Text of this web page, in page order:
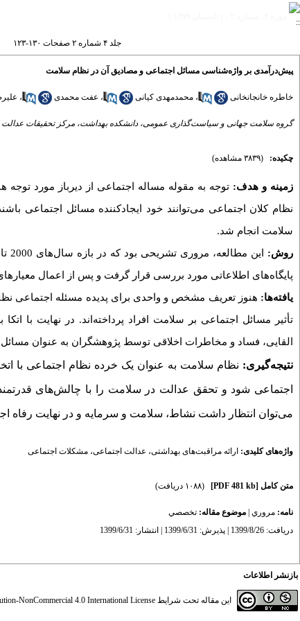
جلد ۴ شماره ۲ صفحات ۱۳۰-۱۲۳
پیش‌درآمدی بر واژه‌شناسی مسائل اجتماعی و مصادیق آن در نظام سلامت
خاطره خانجانخانی ، محمدمهدی کیانی ، عفت محمدی ،
گروه سلامت جهانی و سیاست‌گذاری عمومی، دانشکده بهداشت، مرکز تحقیقات عدالت
چکیده: (۳۸۳۹ مشاهده)
زمینه و هدف: توجه به مقوله مساله اجتماعی از دیرباز مورد
نظام کلان اجتماعی میتوانند خود ایجادکننده مسائل اجتماعی
سلامت انجام شد.
روش:
این مطالعه، مروری تشریحی بود که در بازه سال
پایگاههای اطلاعاتی مورد بررسی قرار گرفت و پس از اعمال معیارهای ورود و خروج
یافته‌ها: هنوز تعریف مشخص و واحدی برای پدیده مسئله اجتماعی
تأثیر مسائل اجتماعی بر سلامت افراد پرداخته اند. در نهایت با
القایی، فساد و مخاطرات اخلاقی توسط پژوهشگران به عنوان
نتیجه‌گیری: نظام سلامت به عنوان یک خرده نظام اجتماعی با
اجتماعی شود و تحقق عدالت در سلامت را با چالش‌های
میتوان انتظار داشت نشاط، سلامت و سرمایه و در نهایت رفاه
واژه‌های کلیدی: ارائه مراقبت‌های بهداشتی، عدالت اجتماعی، مشکلات اجتماعی
متن کامل [PDF 481 kb] (۱۰۸۸ دریافت)
نامه: مروري موضوع مقاله: تخصصي
دریافت: 1399/8/26 | پذیرش: 1399/6/31 | انتشار: 1399/6/31
بازنشر اطلاعات
این مقاله تحت شرایط NonCommercial 4.0 International License